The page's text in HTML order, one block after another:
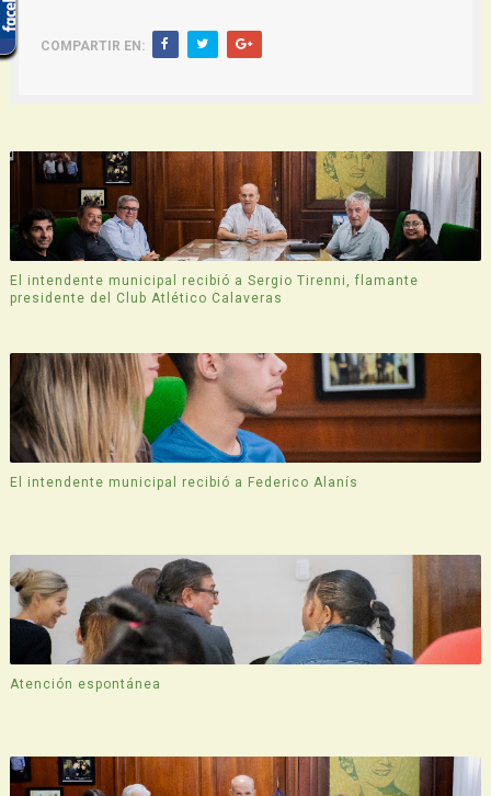
COMPARTIR EN:
El intendente municipal recibió a Sergio Tirenni, flamante
presidente del Club Atlético Calaveras
El intendente municipal recibió a Federico Alanís
Atención espontánea